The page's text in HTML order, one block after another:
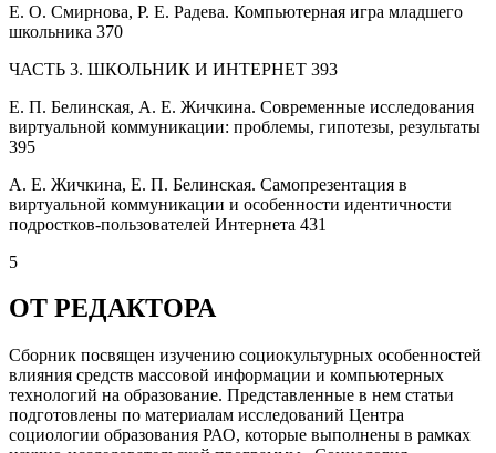
Е. О. Смирнова, Р. Е. Радева. Компьютерная игра младшего
школьника 370
ЧАСТЬ 3. ШКОЛЬНИК И ИНТЕРНЕТ 393
Е. П. Белинская, А. Е. Жичкина. Современные исследования
виртуальной коммуникации: проблемы, гипотезы, результаты
395
А. Е. Жичкина, Е. П. Белинская. Самопрезентация в
виртуальной коммуникации и особенности идентичности
подростков-пользователей Интернета 431
5
ОТ РЕДАКТОРА
Сборник посвящен изучению социокультурных особенностей
влияния средств массовой информации и компьютерных
технологий на образование. Представленные в нем статьи
подготовлены по материалам исследований Центра
социологии образования РАО, которые выполнены в рамках